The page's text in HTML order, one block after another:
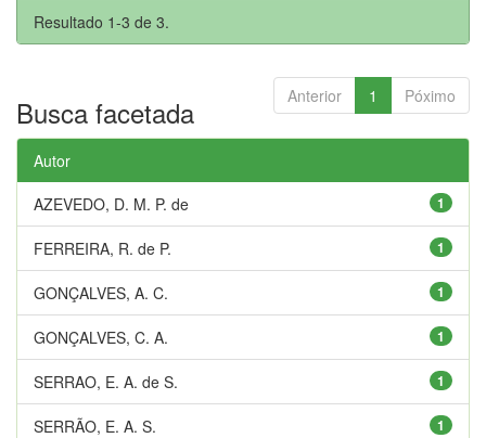
Resultado 1-3 de 3.
Anterior 1 Póximo
Busca facetada
Autor
1
AZEVEDO, D. M. P. de
1
FERREIRA, R. de P.
1
GONÇALVES, A. C.
1
GONÇALVES, C. A.
1
SERRAO, E. A. de S.
1
SERRÃO, E. A. S.